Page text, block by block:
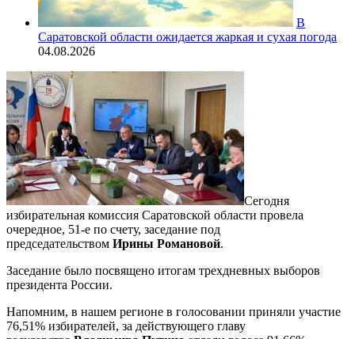
В
Саратовской области ожидается жаркая и сухая погода
04.08.2026
Сегодня
избирательная комиссия Саратовской области провела
очередное, 51-е по счету, заседание под
председательством Ирины Романовой.
Заседание было посвящено итогам трехдневных выборов
президента России.
Напомним, в нашем регионе в голосовании приняли участие
76,51% избирателей, за действующего главу